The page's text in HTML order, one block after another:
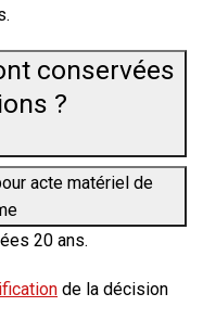
conservées
?
acte matériel de
20 ans.
de la décision